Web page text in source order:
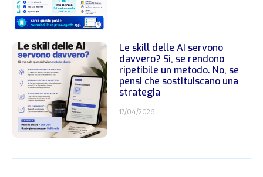
Le skill delle AI servono
davvero? Sì, se rendono
ripetibile un metodo. No, se
pensi che sostituiscano una
strategia
17/04/2026